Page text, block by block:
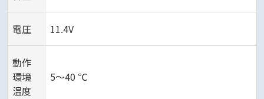
電圧 11.4V
動作
環境
温度
5～40 ℃